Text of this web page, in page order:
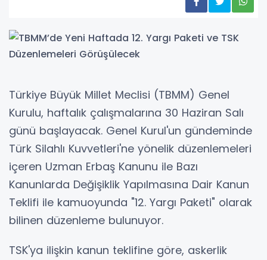
Türkiye Büyük Millet Meclisi (TBMM) Genel
Kurulu, haftalık çalışmalarına 30 Haziran Salı
günü başlayacak. Genel Kurul'un gündeminde
Türk Silahlı Kuvvetleri'ne yönelik düzenlemeleri
içeren Uzman Erbaş Kanunu ile Bazı
Kanunlarda Değişiklik Yapılmasına Dair Kanun
Teklifi ile kamuoyunda "12. Yargı Paketi" olarak
bilinen düzenleme bulunuyor.
TSK'ya ilişkin kanun teklifine göre, askerlik